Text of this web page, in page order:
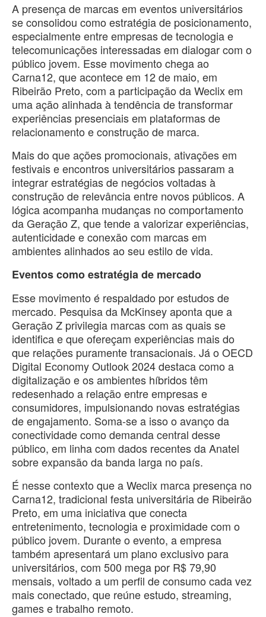
A presença de marcas em eventos universitários
se consolidou como estratégia de posicionamento,
especialmente entre empresas de tecnologia e
telecomunicações interessadas em dialogar com o
público jovem. Esse movimento chega ao
Carna12, que acontece em 12 de maio, em
Ribeirão Preto, com a participação da Weclix em
uma ação alinhada à tendência de transformar
experiências presenciais em plataformas de
relacionamento e construção de marca.
Mais do que ações promocionais, ativações em
festivais e encontros universitários passaram a
integrar estratégias de negócios voltadas à
construção de relevância entre novos públicos. A
lógica acompanha mudanças no comportamento
da Geração Z, que tende a valorizar experiências,
autenticidade e conexão com marcas em
ambientes alinhados ao seu estilo de vida.
Eventos como estratégia de mercado
Esse movimento é respaldado por estudos de
mercado. Pesquisa da McKinsey aponta que a
Geração Z privilegia marcas com as quais se
identifica e que ofereçam experiências mais do
que relações puramente transacionais. Já o OECD
Digital Economy Outlook 2024 destaca como a
digitalização e os ambientes híbridos têm
redesenhado a relação entre empresas e
consumidores, impulsionando novas estratégias
de engajamento. Soma-se a isso o avanço da
conectividade como demanda central desse
público, em linha com dados recentes da Anatel
sobre expansão da banda larga no país.
É nesse contexto que a Weclix marca presença no
Carna12, tradicional festa universitária de Ribeirão
Preto, em uma iniciativa que conecta
entretenimento, tecnologia e proximidade com o
público jovem. Durante o evento, a empresa
também apresentará um plano exclusivo para
universitários, com 500 mega por R$ 79,90
mensais, voltado a um perfil de consumo cada vez
mais conectado, que reúne estudo, streaming,
games e trabalho remoto.